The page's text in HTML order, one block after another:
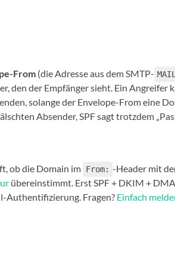
From (die Adresse aus dem SMTP-
den der Empfänger sieht. Ein Angreifer
solange der Envelope-From eine
Absender, SPF sagt trotzdem
ob die Domain im From: -Header mit
übereinstimmt. Erst SPF + DKIM +
Authentifizierung. Fragen? Einfach